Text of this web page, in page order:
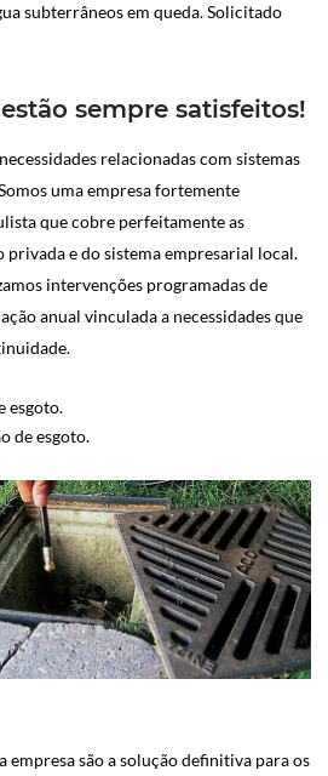
subterrâneos em queda. Solicitado
sempre satisfeitos!
relacionadas com sistemas
uma empresa fortemente
que cobre perfeitamente as
privada e do sistema empresarial local.
intervenções programadas de
anual vinculada a necessidades que
esgoto.
de esgoto.
empresa são a solução definitiva para os